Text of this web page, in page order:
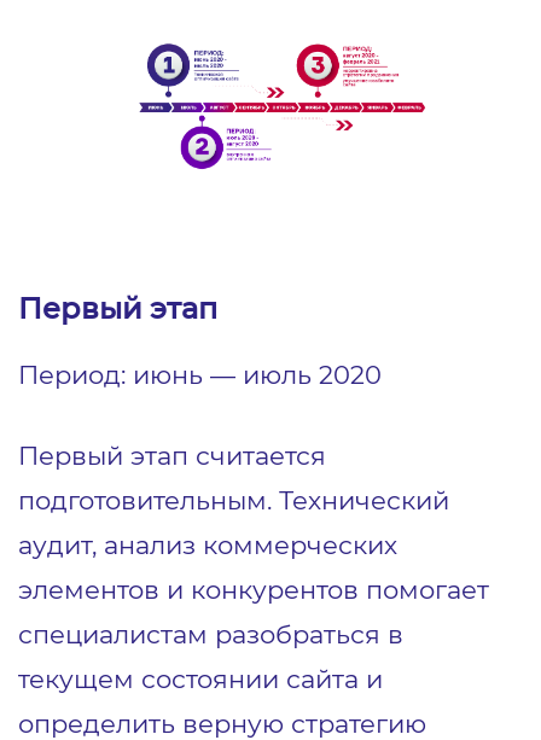
Первый этап
Период: июнь ― июль 2020
Первый этап считается
подготовительным. Технический
аудит, анализ коммерческих
элементов и конкурентов помогает
специалистам разобраться в
текущем состоянии сайта и
определить верную стратегию